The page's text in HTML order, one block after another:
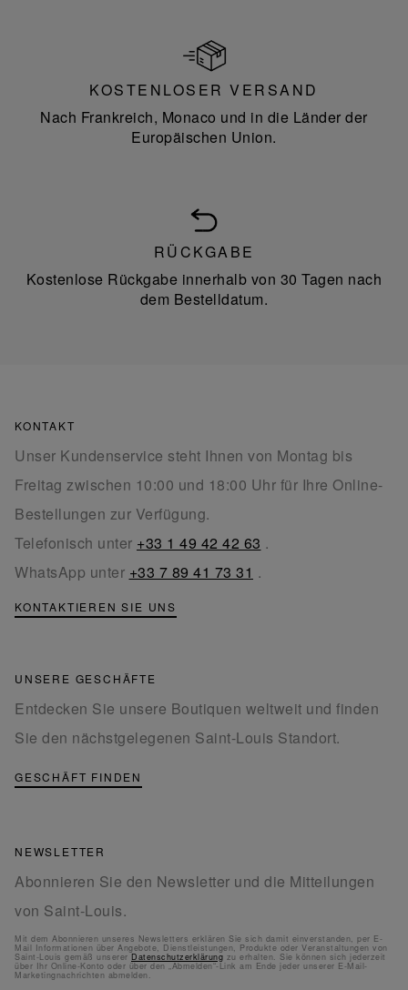
KOSTENLOSER VERSAND
Nach Frankreich, Monaco und in die Länder der
Europäischen Union.
RÜCKGABE
Kostenlose Rückgabe innerhalb von 30 Tagen nach
dem Bestelldatum.
KONTAKT
Unser Kundenservice steht Ihnen von Montag bis
Freitag zwischen 10:00 und 18:00 Uhr für Ihre Online-
Bestellungen zur Verfügung.
Telefonisch unter +33 1 49 42 42 63 .
WhatsApp unter +33 7 89 41 73 31 .
KONTAKTIEREN SIE UNS
UNSERE GESCHÄFTE
Entdecken Sie unsere Boutiquen weltweit und finden
Sie den nächstgelegenen Saint-Louis Standort.
GESCHÄFT FINDEN
NEWSLETTER
Abonnieren Sie den Newsletter und die Mitteilungen
von Saint-Louis.
Mit dem Abonnieren unseres Newsletters erklären Sie sich damit einverstanden, per E-
Mail Informationen über Angebote, Dienstleistungen, Produkte oder Veranstaltungen von
Saint-Louis gemäß unserer Datenschutzerklärung zu erhalten. Sie können sich jederzeit
über Ihr Online-Konto oder über den „Abmelden“-Link am Ende jeder unserer E-Mail-
Marketingnachrichten abmelden.